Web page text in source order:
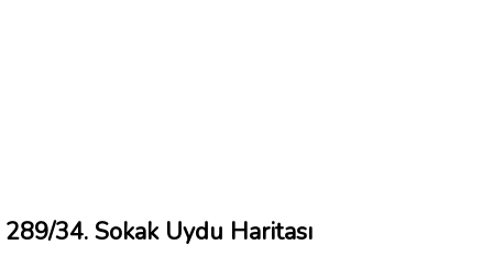
289/34. Sokak Uydu Haritası